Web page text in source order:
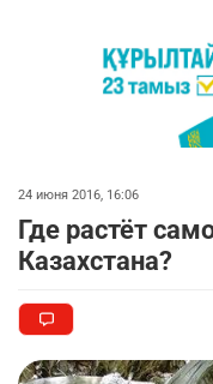
24 июня 2016, 16:06
Где растёт
Казахстана?